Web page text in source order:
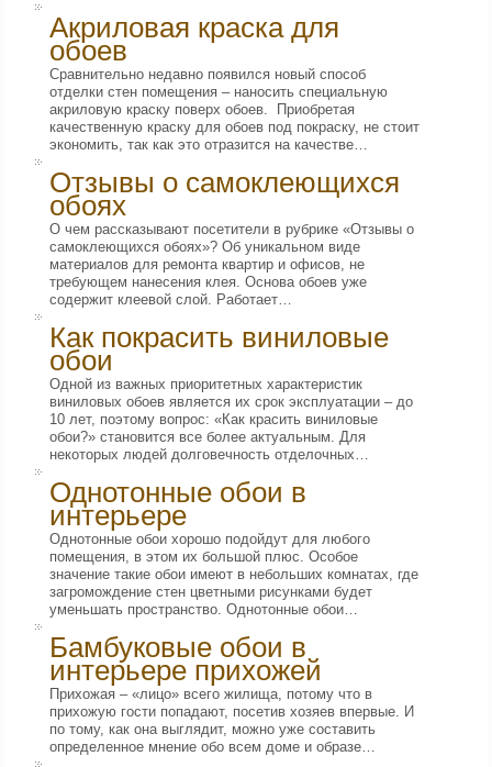
Акриловая краска для
обоев
Сравнительно недавно появился новый способ
отделки стен помещения – наносить специальную
акриловую краску поверх обоев. Приобретая
качественную краску для обоев под покраску, не стоит
экономить, так как это отразится на качестве…
Отзывы о самоклеющихся
обоях
О чем рассказывают посетители в рубрике «Отзывы о
самоклеющихся обоях»? Об уникальном виде
материалов для ремонта квартир и офисов, не
требующем нанесения клея. Основа обоев уже
содержит клеевой слой. Работает…
Как покрасить виниловые
обои
Одной из важных приоритетных характеристик
виниловых обоев является их срок эксплуатации – до
10 лет, поэтому вопрос: «Как красить виниловые
обои?» становится все более актуальным. Для
некоторых людей долговечность отделочных…
Однотонные обои в
интерьере
Однотонные обои хорошо подойдут для любого
помещения, в этом их большой плюс. Особое
значение такие обои имеют в небольших комнатах, где
загромождение стен цветными рисунками будет
уменьшать пространство. Однотонные обои…
Бамбуковые обои в
интерьере прихожей
Прихожая – «лицо» всего жилища, потому что в
прихожую гости попадают, посетив хозяев впервые. И
по тому, как она выглядит, можно уже составить
определенное мнение обо всем доме и образе…